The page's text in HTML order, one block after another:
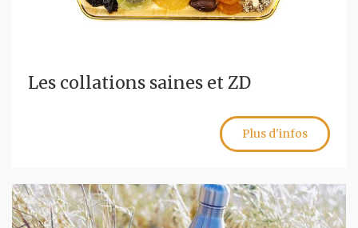
Les collations saines et ZD
Plus d'infos